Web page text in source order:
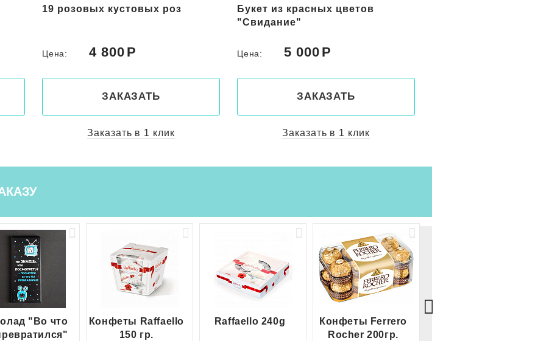
Букет из красных цветов
Цена: 5 000
ЗАКАЗАТЬ
Заказать в 1 клик
Букет цветов в корзине
"Романс"
Цена: 5 150
ЗАКАЗАТЬ
Заказать в 1 клик
"Во что
Конфеты Raffaello
150 гр.
Raffaello 240g
Конфеты Ferrero
Rocher 200гр.